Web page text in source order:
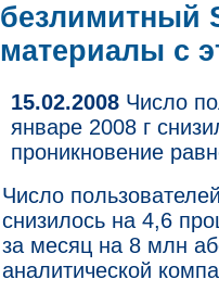
безлимитный
материалы с
15.02.2008 Число
январе 2008 г
проникновение
Число
снизилось на 4,6
за месяц на 8 млн
аналитической